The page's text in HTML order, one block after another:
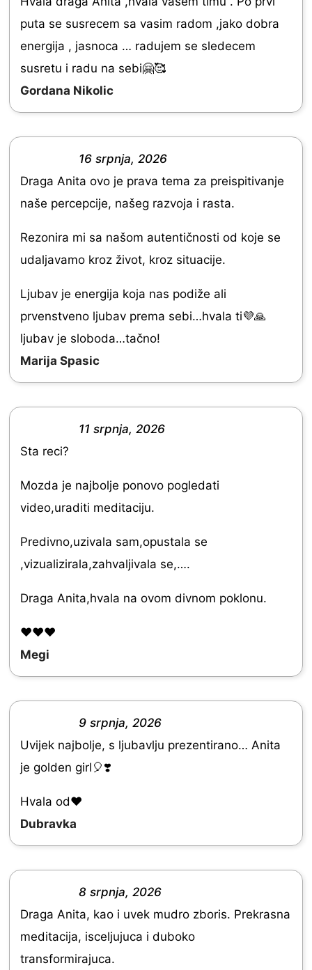
u
t
o
f
5
e
u
t
o
f
puta se susrecem sa vasim radom ,jako dobra
energija , jasnoca … radujem se sledecem
susretu i radu na sebi🤗🥰
Gordana Nikolic
t
e
d
.
0
o
u
5
16 srpnja, 2026
Draga Anita ovo je prava tema za preispitivanje
naše percepcije, našeg razvoja i rasta.
Rezonira mi sa našom autentičnosti od koje se
udaljavamo kroz život, kroz situacije.
Ljubav je energija koja nas podiže ali
prvenstveno ljubav prema sebi…hvala ti💜🙏
ljubav je sloboda…tačno!
Marija Spasic
t
e
5
.
0
u
t
11 srpnja, 2026
Sta reci?
Mozda je najbolje ponovo pogledati
video,uraditi meditaciju.
Predivno,uzivala sam,opustala se
,vizualizirala,zahvaljivala se,….
Draga Anita,hvala na ovom divnom poklonu.
❤️❤️❤️
Megi
e
d
5
.
o
u
t
9 srpnja, 2026
Uvijek najbolje, s ljubavlju prezentirano… Anita
je golden girl🎈❣️
Hvala od♥️
Dubravka
8 srpnja, 2026
Draga Anita, kao i uvek mudro zboris. Prekrasna
meditacija, isceljujuca i duboko
transformirajuca.